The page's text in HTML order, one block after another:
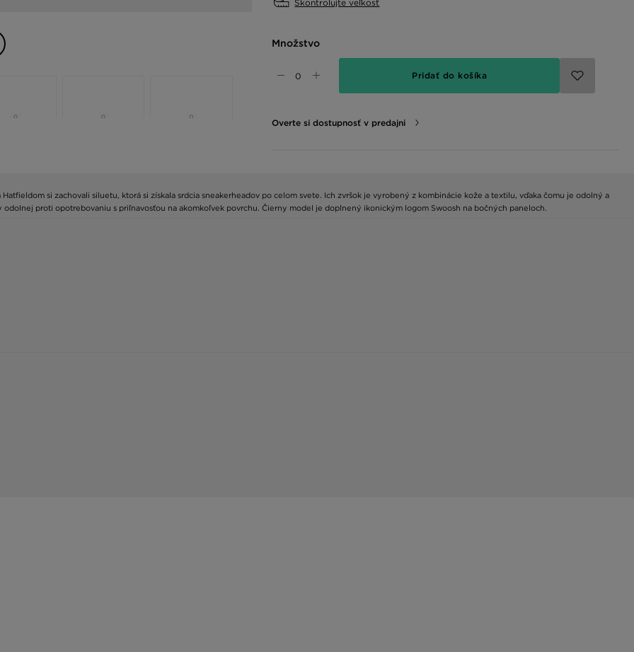
Skontrolujte veľkosť
Množstvo
Pridať do košíka
Overte si dostupnosť v predajni
si zachovali siluetu, ktorá si získala srdcia sneakerheadov po celom svete. Ich zvršok je vyrobený z kombinácie kože a textilu, vďaka čomu je odolný a
proti opotrebovaniu s priľnavosťou na akomkoľvek povrchu. Čierny model je doplnený ikonickým logom Swoosh na bočných paneloch.